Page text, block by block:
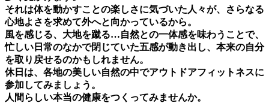
それは体を動かすことの楽しさに気づいた⼈々が、さらなる
⼼地よさを求めて外へと向かっているから。
⾵を感じる、⼤地を蹴る…⾃然との⼀体感を味わうことで、
忙しい⽇常のなかで閉じていた五感が動き出し、本来の⾃分
を取り戻せるのかもしれません。
休⽇は、各地の美しい⾃然の中でアウトドアフィットネスに
参加してみましょう。
⼈間らしい本当の健康をつくってみませんか。